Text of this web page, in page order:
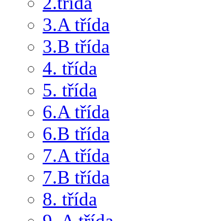
3.A třída
3.B třída
4. třída
5. třída
6.A třída
6.B třída
7.A třída
7.B třída
8. třída